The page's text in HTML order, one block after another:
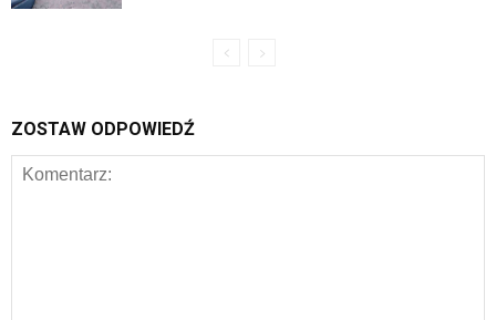
ZOSTAW ODPOWIEDŹ